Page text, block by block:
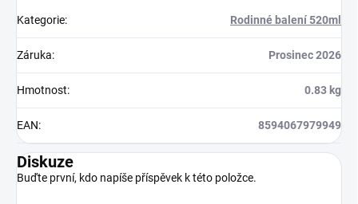
Kategorie: Rodinné balení 520ml
Záruka: Prosinec 2026
Hmotnost: 0.83 kg
EAN: 8594067979949
Diskuze
Buďte první, kdo napíše příspěvek k této položce.